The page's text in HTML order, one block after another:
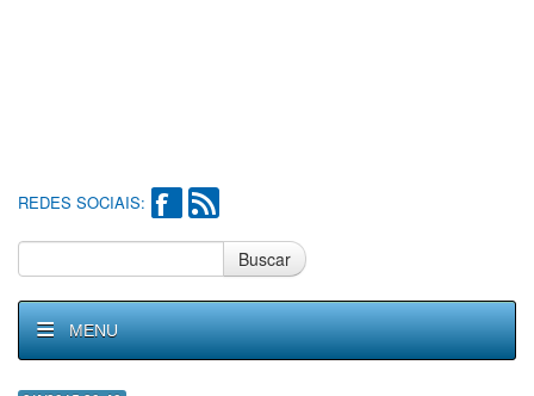
REDES SOCIAIS:
Buscar
MENU